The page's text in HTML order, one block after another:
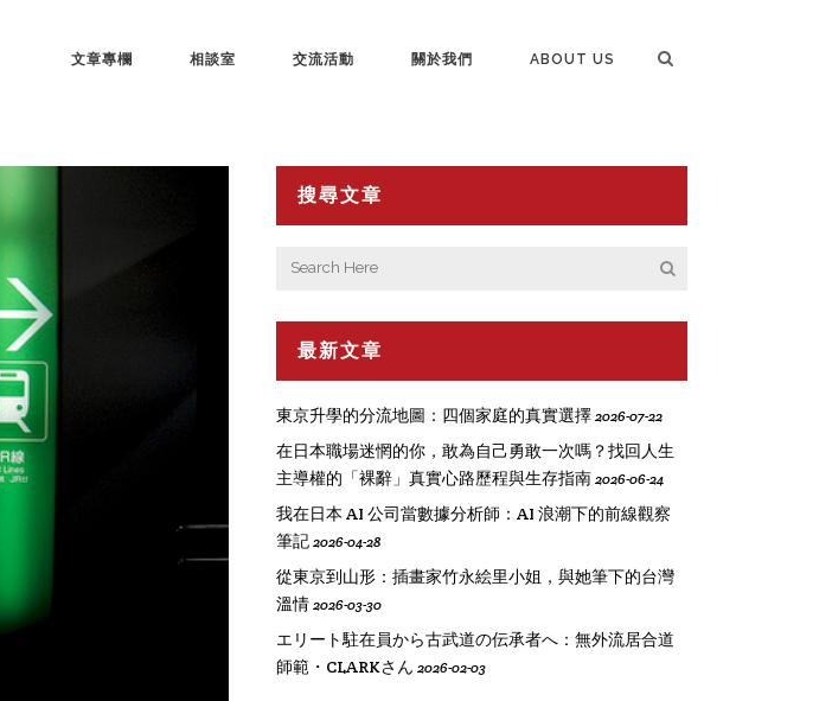
文章專欄 相談室 交流活動 關於我們 ABOUT US
搜尋文章
最新文章
東京升學的分流地圖：四個家庭的真實選擇 2026-07-22
在日本職場迷惘的你，敢為自己勇敢一次嗎？找回人生
主導權的「裸辭」真實心路歷程與生存指南 2026-06-24
我在日本 AI 公司當數據分析師：AI 浪潮下的前線觀察
筆記 2026-04-28
從東京到山形：插畫家竹永絵里小姐，與她筆下的台灣
溫情 2026-03-30
エリート駐在員から古武道の伝承者へ：無外流居合道
師範・CLARKさん 2026-02-03